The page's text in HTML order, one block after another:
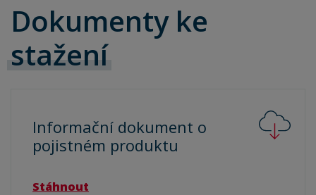
Dokumenty ke
stažení
Informační dokument o
pojistném produktu
Stáhnout